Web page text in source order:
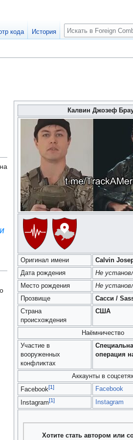
Калвин Джозеф
Оригинал имени
Calvin
Дата рождения
Не
Место рождения
Не
Прозвище
Сасси /
Страна
происхождения
США
Наёмничество
Участие в
вооруженных
конфликтах
операция
Аккаунты в соцсетях
Facebook[1] Facebook
Instagram[1] Instagram
Хотите стать автором или
кода История